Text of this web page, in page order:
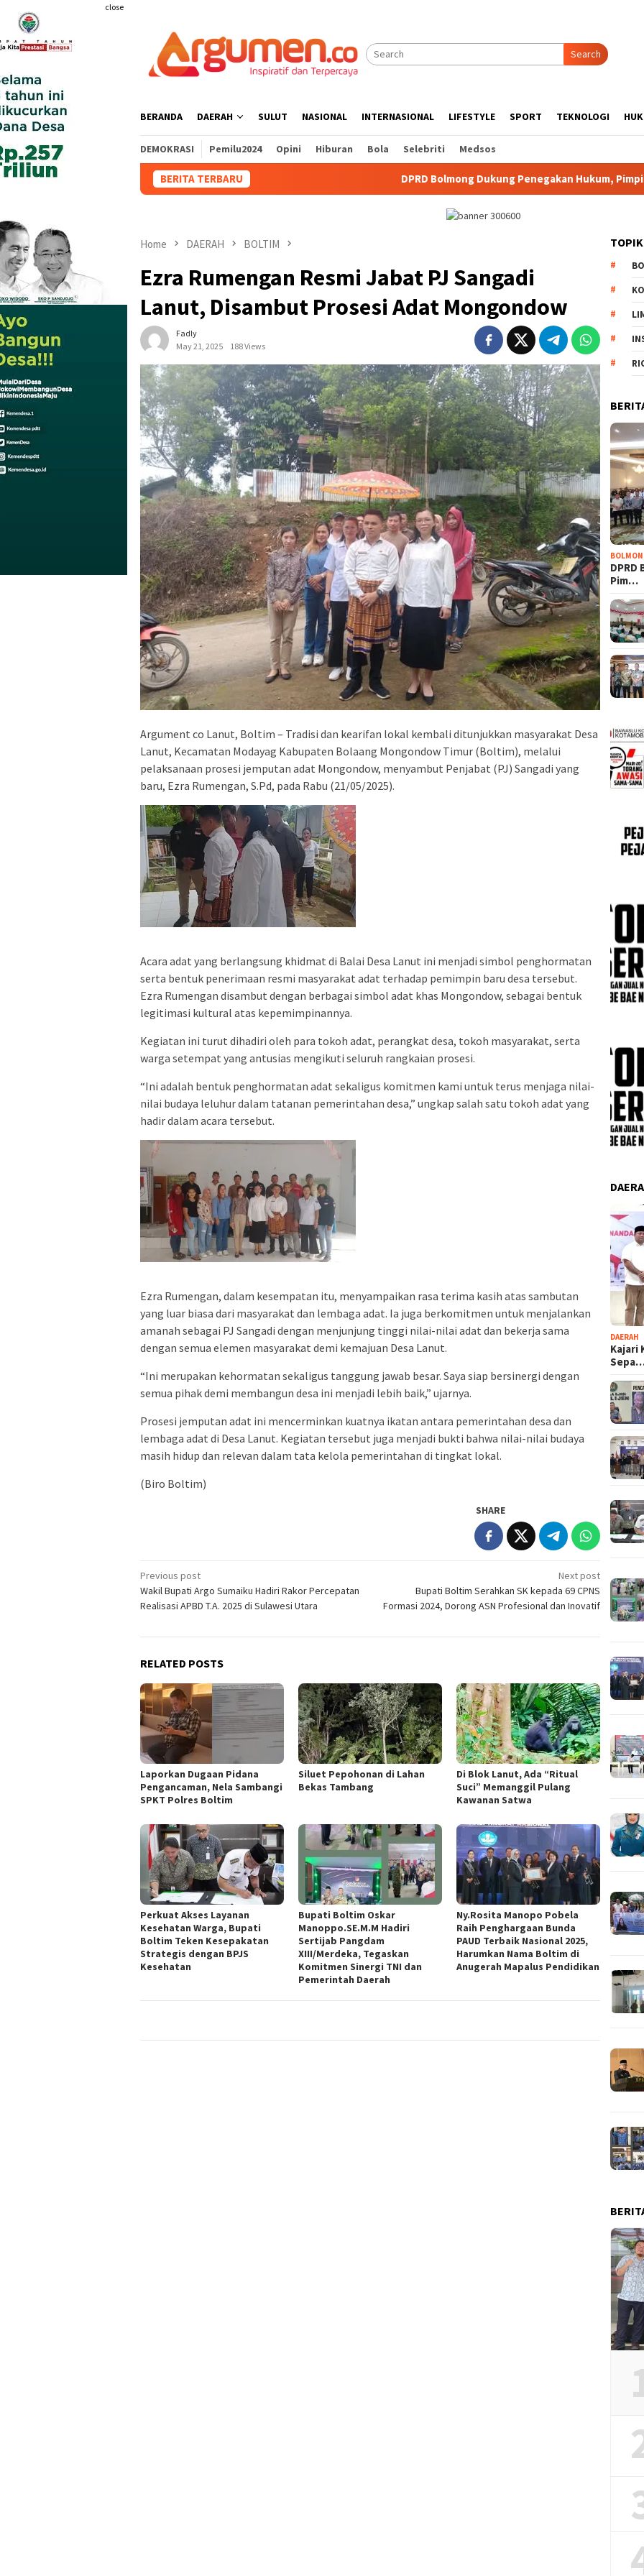
content
close
Search
BERANDA DAERAH SULUT NASIONAL INTERNASIONAL LIFESTYLE SPORT TEKNOLOGI
DEMOKRASI Pemilu2024 Opini Hiburan Bola Selebriti Medsos
BERITA TERBARU DPRD Bolmong Dukung Penegakan Hukum, Pimpinan Hadiri
Home DAERAH BOLTIM
Ezra Rumengan Resmi Jabat PJ Sangadi
Lanut, Disambut Prosesi Adat Mongondow
Fadly
May 21, 2025
188 Views
Argument co Lanut, Boltim – Tradisi dan kearifan lokal kembali ditunjukkan masyarakat Desa
Lanut, Kecamatan Modayag Kabupaten Bolaang Mongondow Timur (Boltim), melalui
pelaksanaan prosesi jemputan adat Mongondow, menyambut Penjabat (PJ) Sangadi yang
baru, Ezra Rumengan, S.Pd, pada Rabu (21/05/2025).
Acara adat yang berlangsung khidmat di Balai Desa Lanut ini menjadi simbol penghormatan
serta bentuk penerimaan resmi masyarakat adat terhadap pemimpin baru desa tersebut.
Ezra Rumengan disambut dengan berbagai simbol adat khas Mongondow, sebagai bentuk
legitimasi kultural atas kepemimpinannya.
Kegiatan ini turut dihadiri oleh para tokoh adat, perangkat desa, tokoh masyarakat, serta
warga setempat yang antusias mengikuti seluruh rangkaian prosesi.
“Ini adalah bentuk penghormatan adat sekaligus komitmen kami untuk terus menjaga nilai-
nilai budaya leluhur dalam tatanan pemerintahan desa,” ungkap salah satu tokoh adat yang
hadir dalam acara tersebut.
Ezra Rumengan, dalam kesempatan itu, menyampaikan rasa terima kasih atas sambutan
yang luar biasa dari masyarakat dan lembaga adat. Ia juga berkomitmen untuk menjalankan
amanah sebagai PJ Sangadi dengan menjunjung tinggi nilai-nilai adat dan bekerja sama
dengan semua elemen masyarakat demi kemajuan Desa Lanut.
“Ini merupakan kehormatan sekaligus tanggung jawab besar. Saya siap bersinergi dengan
semua pihak demi membangun desa ini menjadi lebih baik,” ujarnya.
Prosesi jemputan adat ini mencerminkan kuatnya ikatan antara pemerintahan desa dan
lembaga adat di Desa Lanut. Kegiatan tersebut juga menjadi bukti bahwa nilai-nilai budaya
masih hidup dan relevan dalam tata kelola pemerintahan di tingkat lokal.
(Biro Boltim)
SHARE
Post
navigation
Previous post
Wakil Bupati Argo Sumaiku Hadiri Rakor Percepatan
Realisasi APBD T.A. 2025 di Sulawesi Utara
Next post
Bupati Boltim Serahkan SK kepada 69 CPNS
Formasi 2024, Dorong ASN Profesional dan Inovatif
RELATED POSTS
Laporkan Dugaan Pidana
Pengancaman, Nela Sambangi
SPKT Polres Boltim
Siluet Pepohonan di Lahan
Bekas Tambang
Di Blok Lanut, Ada “Ritual
Suci” Memanggil Pulang
Kawanan Satwa
Perkuat Akses Layanan
Kesehatan Warga, Bupati
Boltim Teken Kesepakatan
Strategis dengan BPJS
Kesehatan
Bupati Boltim Oskar
Manoppo.SE.M.M Hadiri
Sertijab Pangdam
XIII/Merdeka, Tegaskan
Komitmen Sinergi TNI dan
Pemerintah Daerah
Ny.Rosita Manopo Pobela
Raih Penghargaan Bunda
PAUD Terbaik Nasional 2025,
Harumkan Nama Boltim di
Anugerah Mapalus Pendidikan
Pim…
DAERAH
Kajari